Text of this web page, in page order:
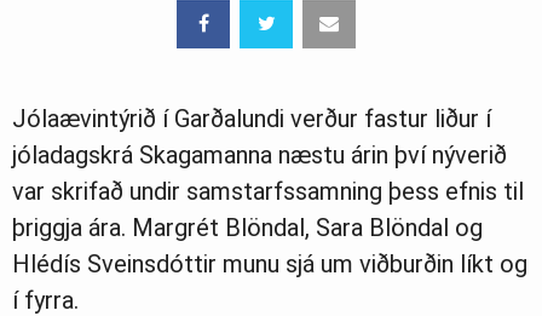
Jólaævintýrið í Garðalundi verður fastur liður í
jóladagskrá Skagamanna næstu árin því nýverið
var skrifað undir samstarfssamning þess efnis til
þriggja ára. Margrét Blöndal, Sara Blöndal og
Hlédís Sveinsdóttir munu sjá um viðburðin líkt og
í fyrra.